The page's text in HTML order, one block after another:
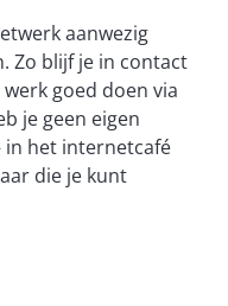
aanwezig
Zo blijf je in contact
goed doen via
je geen eigen
in het internetcafé
die je kunt